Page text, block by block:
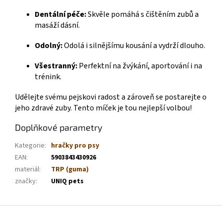
Dentální péče:Skvěle pomáhá s čištěním zubů a
masáží dásní.
Odolný:Odolá i silnějšímu kousání a vydrží dlouho.
Všestranný:Perfektní na žvýkání, aportování i na
trénink.
Udělejte svému pejskovi radost a zároveň se postarejte o
jeho zdravé zuby. Tento míček je tou nejlepší volbou!
Doplňkové parametry
Kategorie: hračky pro psy
EAN:
5903843430926
materiál:
TRP (guma)
značky: UNIQ pets